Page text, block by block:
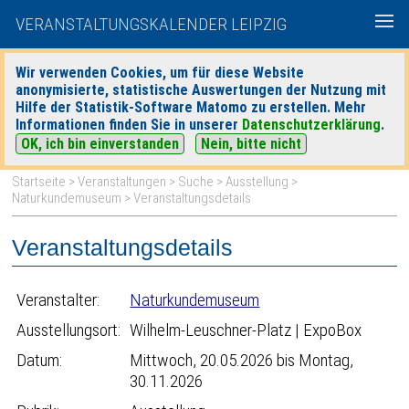
VERANSTALTUNGSKALENDER LEIPZIG
Wir verwenden Cookies, um für diese Website
anonymisierte, statistische Auswertungen der Nutzung mit
Hilfe der Statistik-Software Matomo zu erstellen. Mehr
Informationen finden Sie in unserer Datenschutzerklärung.
OK, ich bin einverstanden
Nein, bitte nicht
heute|morgen| Detaillierte Suche
Startseite >Veranstaltungen > Suche >Ausstellung >
Naturkundemuseum > Veranstaltungsdetails
Veranstaltungsdetails
Veranstalter:
Naturkundemuseum
Ausstellungsort: Wilhelm-Leuschner-Platz | ExpoBox
Datum:
Mittwoch, 20.05.2026 bis Montag,
30.11.2026